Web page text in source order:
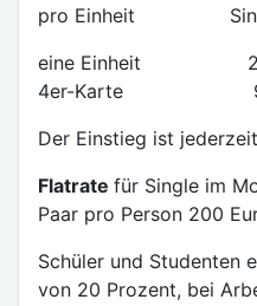
pro Einheit
eine Einheit
4er-Karte
Der Einstieg ist
Flatrate für Single im
Paar pro Person 200
Schüler und Studenten
von 20 Prozent, bei